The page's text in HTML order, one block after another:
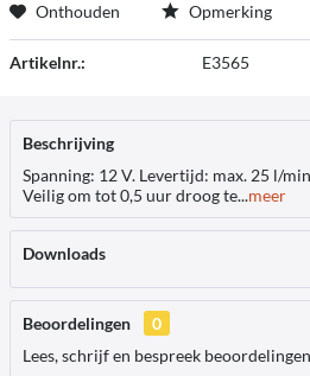
Onthouden Opmerking
Artikelnr.: E3565
Beschrijving
Spanning: 12 V. Levertijd: max. 25 l/
Veilig om tot 0,5 uur droog te...meer
Downloads
Beoordelingen
0
Lees, schrijf en bespreek